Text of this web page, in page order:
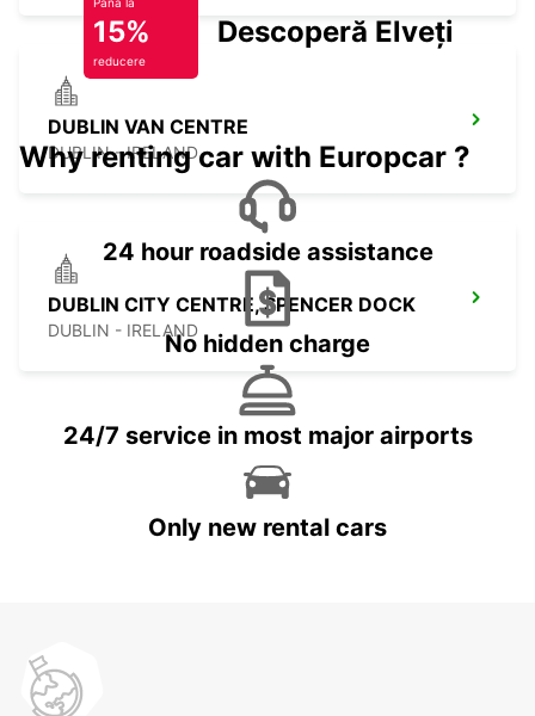
DUBLIN VAN CENTRE
DUBLIN - IRELAND
DUBLIN CITY CENTRE, SPENCER DOCK
DUBLIN - IRELAND
15%
reducere
Descoperă Elveția
Why renting car with Europcar ?
24 hour roadside assistance
No hidden charge
24/7 service in most major airports
Only new rental cars